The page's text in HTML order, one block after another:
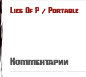
Lies Of P / Portable
Комментарии